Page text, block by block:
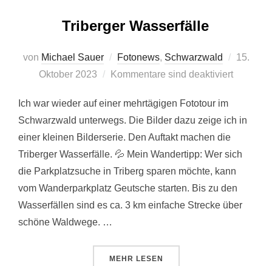
Triberger Wasserfälle
von Michael Sauer Fotonews, Schwarzwald
15.
Oktober 2023
Kommentare sind deaktiviert
Ich war wieder auf einer mehrtägigen Fototour im
Schwarzwald unterwegs. Die Bilder dazu zeige ich in
einer kleinen Bilderserie. Den Auftakt machen die
Triberger Wasserfälle. 💦 Mein Wandertipp: Wer sich
die Parkplatzsuche in Triberg sparen möchte, kann
vom Wanderparkplatz Geutsche starten. Bis zu den
Wasserfällen sind es ca. 3 km einfache Strecke über
schöne Waldwege. …
MEHR ÜBER „TRIBERGER
LESEN